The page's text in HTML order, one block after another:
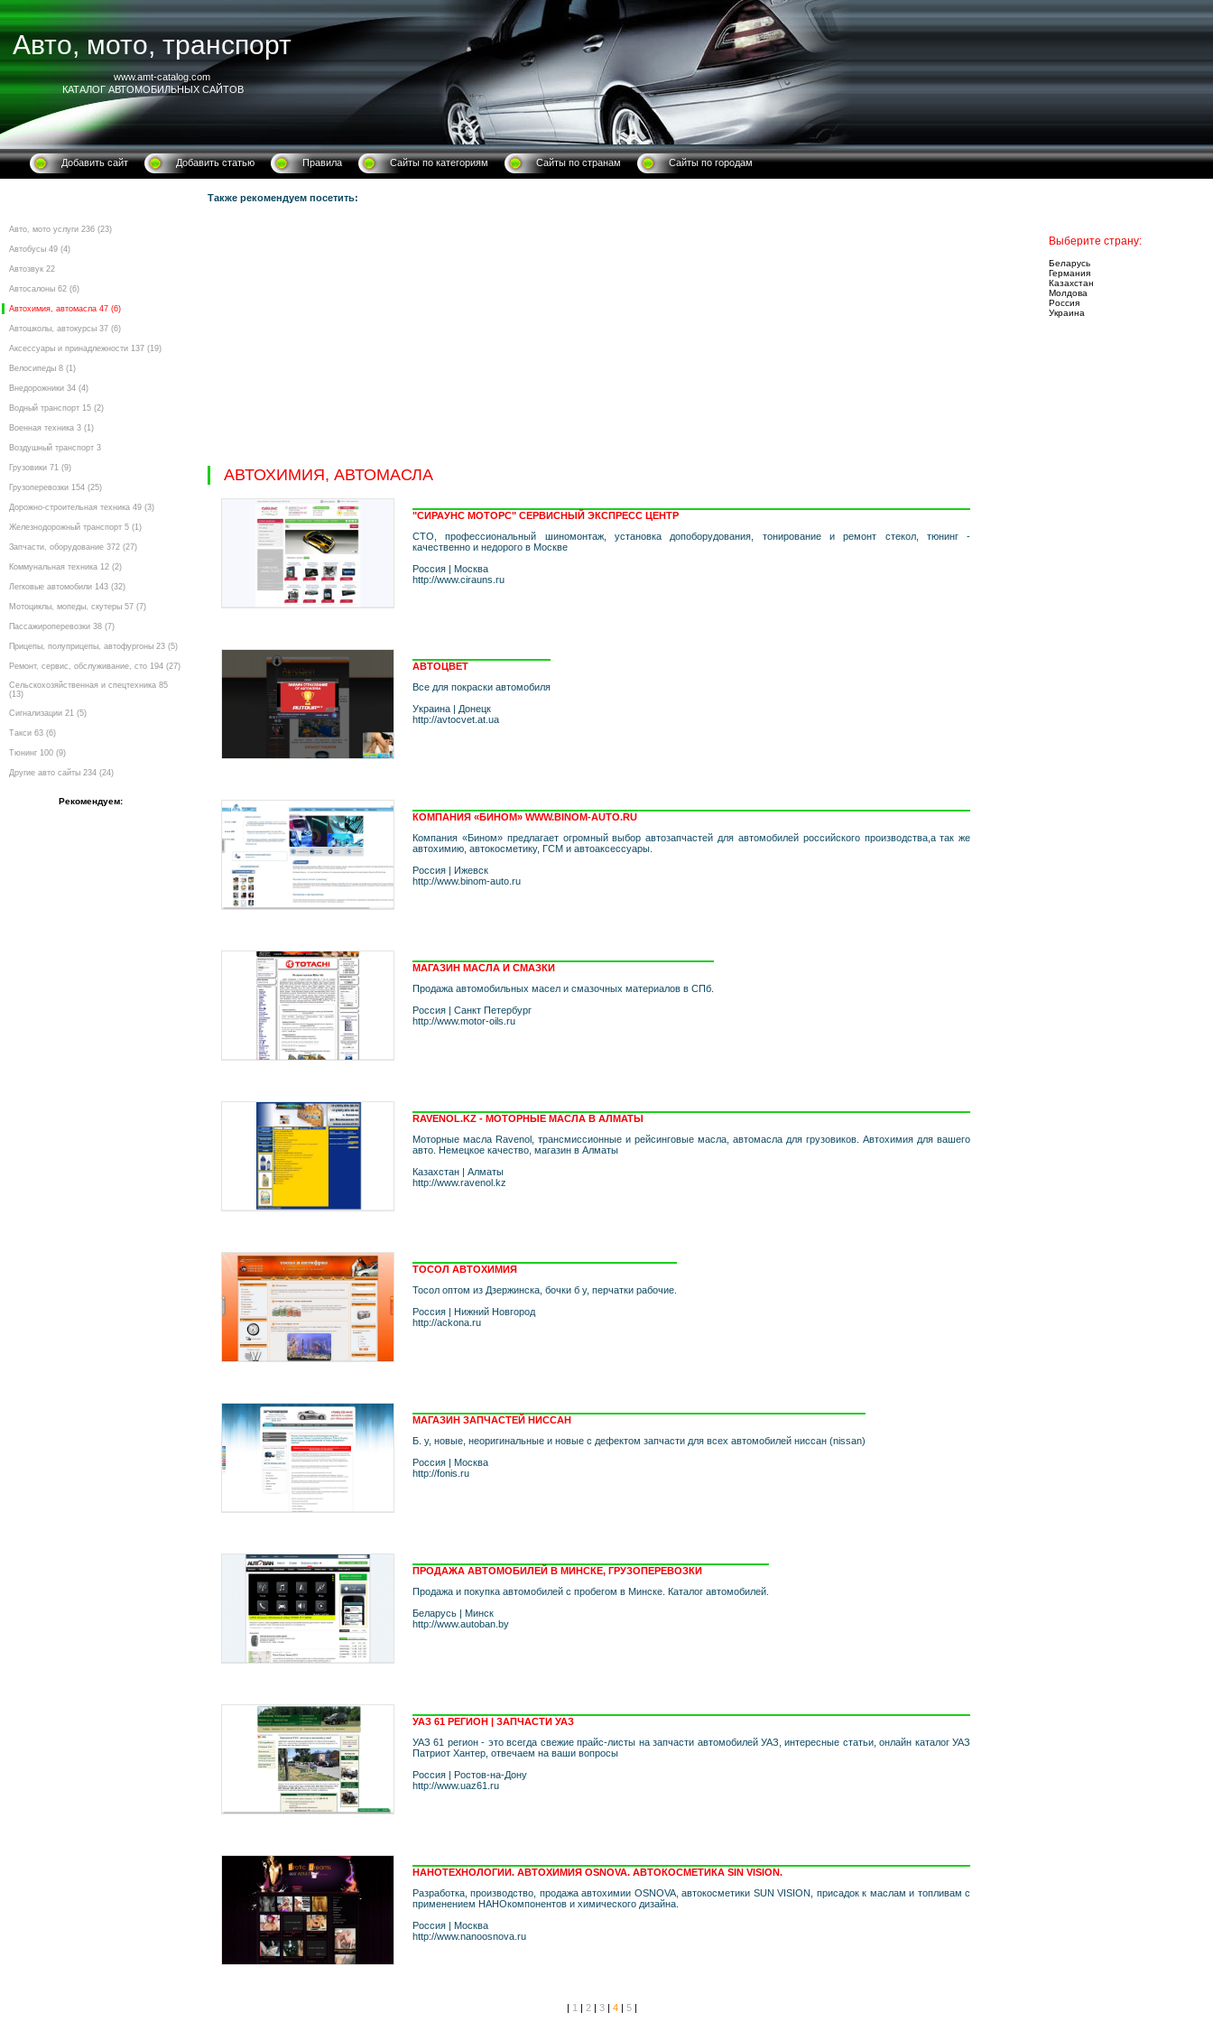
Авто, мото, транспорт
www.amt-catalog.com
КАТАЛОГ АВТОМОБИЛЬНЫХ САЙТОВ
Добавить сайт Добавить статью Правила Сайты по категориям Сайты по странам Сайты по городам
Авто, мото услуги 236 (23)
Автобусы 49 (4)
Автозвук 22
Автосалоны 62 (6)
Автохимия, автомасла 47 (6)
Автошколы, автокурсы 37 (6)
Аксессуары и принадлежности 137 (19)
Велосипеды 8 (1)
Внедорожники 34 (4)
Водный транспорт 15 (2)
Военная техника 3 (1)
Воздушный транспорт 3
Грузовики 71 (9)
Грузоперевозки 154 (25)
Дорожно-строительная техника 49 (3)
Железнодорожный транспорт 5 (1)
Запчасти, оборудование 372 (27)
Коммунальная техника 12 (2)
Легковые автомобили 143 (32)
Мотоциклы, мопеды, скутеры 57 (7)
Пассажироперевозки 38 (7)
Прицепы, полуприцепы, автофургоны 23 (5)
Ремонт, сервис, обслуживание, сто 194 (27)
Сельскохозяйственная и спецтехника 85
(13)
Сигнализации 21 (5)
Такси 63 (6)
Тюнинг 100 (9)
Другие авто сайты 234 (24)
Рекомендуем:
Также рекомендуем посетить:
АВТОХИМИЯ, АВТОМАСЛА
"СИРАУНС МОТОРС" СЕРВИСНЫЙ ЭКСПРЕСС ЦЕНТР
СТО, профессиональный шиномонтаж, установка допоборудования, тонирование и ремонт стекол, тюнинг -
качественно и недорого в Москве
Россия | Москва
http://www.cirauns.ru
АВТОЦВЕТ
Все для покраски автомобиля
Украина | Донецк
http://avtocvet.at.ua
КОМПАНИЯ «БИНОМ» WWW.BINOM-AUTO.RU
Компания «Бином» предлагает огромный выбор автозапчастей для автомобилей российского производства,а так же
автохимию, автокосметику, ГСМ и автоаксессуары.
Россия | Ижевск
http://www.binom-auto.ru
МАГАЗИН МАСЛА И СМАЗКИ
Продажа автомобильных масел и смазочных материалов в СПб.
Россия | Санкт Петербург
http://www.motor-oils.ru
RAVENOL.KZ - МОТОРНЫЕ МАСЛА В АЛМАТЫ
Моторные масла Ravenol, трансмиссионные и рейсинговые масла, автомасла для грузовиков. Автохимия для вашего
авто. Немецкое качество, магазин в Алматы
Казахстан | Алматы
http://www.ravenol.kz
ТОСОЛ АВТОХИМИЯ
Тосол оптом из Дзержинска, бочки б у, перчатки рабочие.
Россия | Нижний Новгород
http://ackona.ru
МАГАЗИН ЗАПЧАСТЕЙ НИССАН
Б. у, новые, неоригинальные и новые с дефектом запчасти для всех автомобилей ниссан (nissan)
Россия | Москва
http://fonis.ru
ПРОДАЖА АВТОМОБИЛЕЙ В МИНСКЕ, ГРУЗОПЕРЕВОЗКИ
Продажа и покупка автомобилей с пробегом в Минске. Каталог автомобилей.
Беларусь | Минск
http://www.autoban.by
УАЗ 61 РЕГИОН | ЗАПЧАСТИ УАЗ
УАЗ 61 регион - это всегда свежие прайс-листы на запчасти автомобилей УАЗ, интересные статьи, онлайн каталог УАЗ
Патриот Хантер, отвечаем на ваши вопросы
Россия | Ростов-на-Дону
http://www.uaz61.ru
НАНОТЕХНОЛОГИИ. АВТОХИМИЯ OSNOVA. АВТОКОCМЕТИКА SIN VISION.
Разработка, производство, продажа автохимии OSNOVA, автокосметики SUN VISION, присадок к маслам и топливам с
применением НАНОкомпонентов и химического дизайна.
Россия | Москва
http://www.nanoosnova.ru
| 1 | 2 | 3 | 4 | 5 |
Выберите страну:
Беларусь
Германия
Казахстан
Молдова
Россия
Украина